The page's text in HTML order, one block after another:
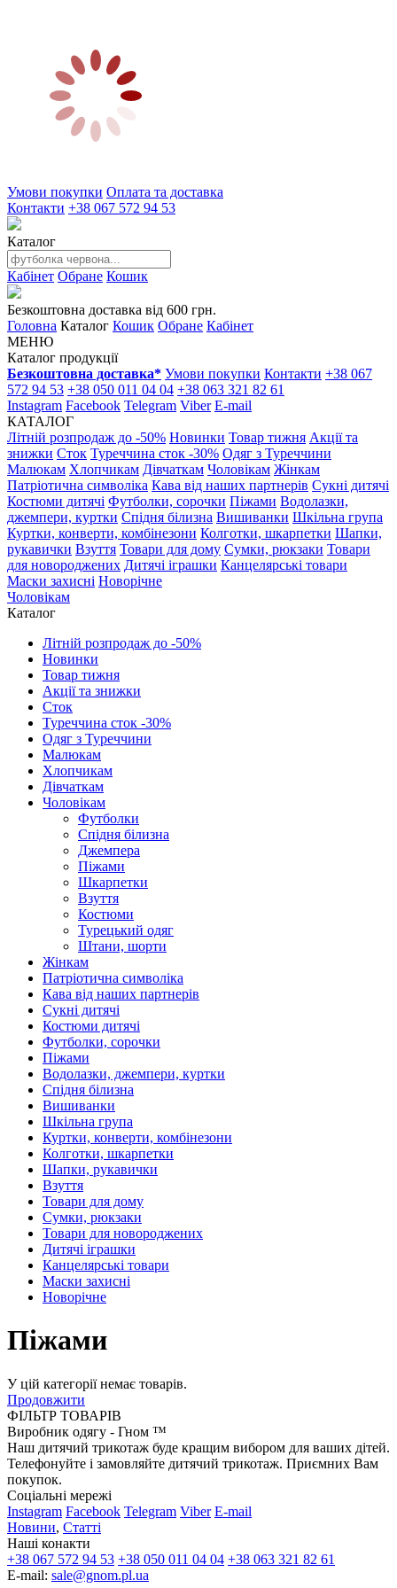
Умови покупки Оплата та доставка
Контакти +38 067 572 94 53
Каталог
Кабінет Обране Кошик
Безкоштовна доставка від 600 грн.
Головна Каталог Кошик Обране Кабінет
МЕНЮ
Каталог продукції
Безкоштовна доставка* Умови покупки Контакти +38 067
572 94 53 +38 050 011 04 04 +38 063 321 82 61
Instagram Facebook Telegram Viber E-mail
КАТАЛОГ
Літній розпродаж до -50% Новинки Товар тижня Акції та
знижки Сток Туреччина сток -30% Одяг з Туреччини
Малюкам Хлопчикам Дівчаткам Чоловікам Жінкам
Патріотична символіка Кава від наших партнерів Сукні дитячі
Костюми дитячі Футболки, сорочки Піжами Водолазки,
джемпери, куртки Спідня білизна Вишиванки Шкільна група
Куртки, конверти, комбінезони Колготки, шкарпетки Шапки,
рукавички Взуття Товари для дому Сумки, рюкзаки Товари
для новороджених Дитячі іграшки Канцелярські товари
Маски захисні Новорічне
Чоловікам
Каталог
Літній розпродаж до -50%
Новинки
Товар тижня
Акції та знижки
Сток
Туреччина сток -30%
Одяг з Туреччини
Малюкам
Хлопчикам
Дівчаткам
Чоловікам
Футболки
Спідня білизна
Джемпера
Піжами
Шкарпетки
Взуття
Костюми
Турецький одяг
Штани, шорти
Жінкам
Патріотична символіка
Кава від наших партнерів
Сукні дитячі
Костюми дитячі
Футболки, сорочки
Піжами
Водолазки, джемпери, куртки
Спідня білизна
Вишиванки
Шкільна група
Куртки, конверти, комбінезони
Колготки, шкарпетки
Шапки, рукавички
Взуття
Товари для дому
Сумки, рюкзаки
Товари для новороджених
Дитячі іграшки
Канцелярські товари
Маски захисні
Новорічне
Піжами
У цій категорії немає товарів.
Продовжити
ФІЛЬТР ТОВАРІВ
Виробник одягу - Гном ™
Наш дитячий трикотаж буде кращим вибором для ваших дітей.
Телефонуйте і замовляйте дитячий трикотаж. Приємних Вам
покупок.
Соціальні мережі
Instagram Facebook Telegram Viber E-mail
Новини, Статті
Наші конакти
+38 067 572 94 53 +38 050 011 04 04 +38 063 321 82 61
E-mail: sale@gnom.pl.ua